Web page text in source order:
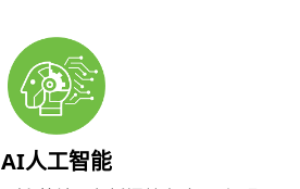
AI人工智能